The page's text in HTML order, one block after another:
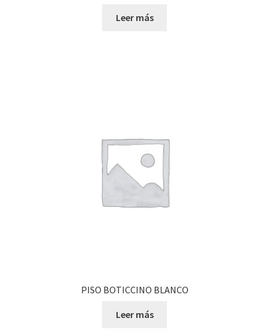
Leer más
PISO BOTICCINO BLANCO
Leer más